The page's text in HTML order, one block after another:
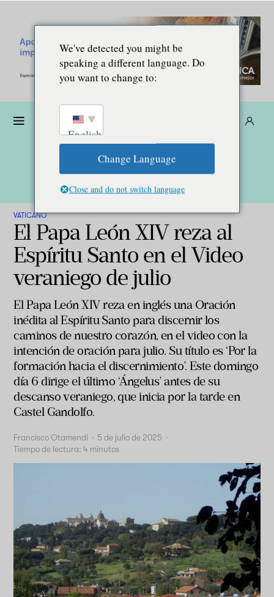
VATICANO
El Papa León XIV reza al
Espíritu Santo en el Video
veraniego de julio
El Papa León XIVreza en inglés una Oración
inédita al Espíritu Santo para discernir los
caminos de nuestro corazón,en el video con la
intención de oración para julio. Su título es ‘Por la
formación hacia el discernimiento’. Este domingo
día 6 dirige el último ‘Ángelus’ antes de su
descanso veraniego, que inicia por la tarde en
Castel Gandolfo.
Francisco Otamendi · 5 de julio de 2025 ·
Tiempo de lectura: 4 minutos
We've detected you might be
speaking a different language. Do
you want to change to:
English
Change Language
Close and do not switch language